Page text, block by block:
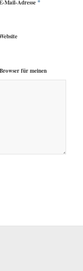
Mail-Adresse *
für meinen